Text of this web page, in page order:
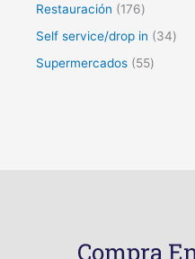
Restauración
176
Self service/drop in
34
Supermercados
55
Compra